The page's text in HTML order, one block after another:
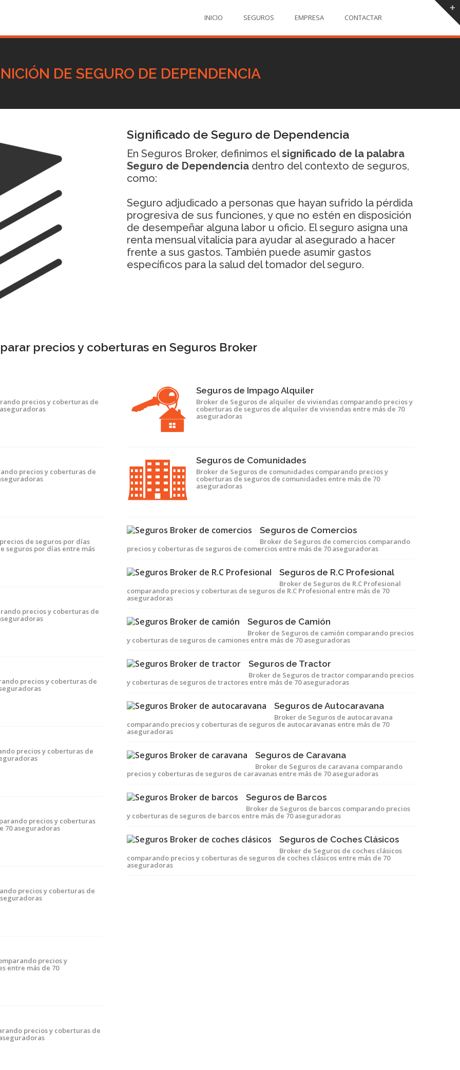
INICIO SEGUROS EMPRESA CONTACTAR
DE SEGURO DE DEPENDENCIA
Significado de Seguro de Dependencia
En Seguros Broker, definimos elsignificado de la palabra
Seguro de Dependencia dentro del contexto de seguros,
como:
Seguro adjudicado a personas que hayan sufrido la pérdida
progresiva de sus funciones, y que no estén en disposición
de desempeñar alguna labor u oficio. El seguro asigna una
renta mensual vitalicia para ayudar al asegurado a hacer
frente a sus gastos. También puede asumir gastos
específicos para la salud del tomador del seguro.
precios y coberturas en Seguros Broker
precios y coberturas de
precios y coberturas de
de seguros por días
seguros por días entre más
precios y coberturas de
precios y coberturas de
precios y coberturas de
precios y coberturas
70 aseguradoras
precios y coberturas de
precios y
entre más de 70
precios y coberturas de
Seguros de Impago Alquiler
Broker de Seguros de alquiler de viviendas comparando precios y
coberturas de seguros de alquiler de viviendas entre más de 70
aseguradoras
Seguros de Comunidades
Broker de Seguros de comunidades comparando precios y
coberturas de seguros de comunidades entre más de 70
aseguradoras
Seguros de Comercios
Broker de Seguros de comercios comparando
precios y coberturas de seguros de comercios entre más de 70 aseguradoras
Seguros de R.C Profesional
Broker de Seguros de R.C Profesional
comparando precios y coberturas de seguros de R.C Profesional entre más de 70
aseguradoras
Seguros de Camión
Broker de Seguros de camión comparando precios
y coberturas de seguros de camiones entre más de 70 aseguradoras
Seguros de Tractor
Broker de Seguros de tractor comparando precios
y coberturas de seguros de tractores entre más de 70 aseguradoras
Seguros de Autocaravana
Broker de Seguros de autocaravana
comparando precios y coberturas de seguros de autocaravanas entre más de 70
aseguradoras
Seguros de Caravana
Broker de Seguros de caravana comparando
precios y coberturas de seguros de caravanas entre más de 70 aseguradoras
Seguros de Barcos
Broker de Seguros de barcos comparando precios
y coberturas de seguros de barcos entre más de 70 aseguradoras
Seguros de Coches Clásicos
Broker de Seguros de coches clásicos
comparando precios y coberturas de seguros de coches clásicos entre más de 70
aseguradoras